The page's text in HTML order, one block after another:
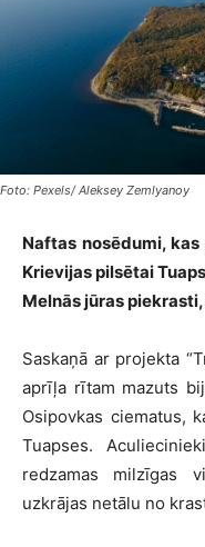
Foto: Pexels/ Aleksey Zemlyanoy
Naftas nosēdumi,
Krievijas pilsētai
Melnās jūras
Saskaņā ar projekta
aprīļa rītam mazuts
Osipovkas ciematus,
Tuapses.
redzamas milzīgas
uzkrājas netālu no